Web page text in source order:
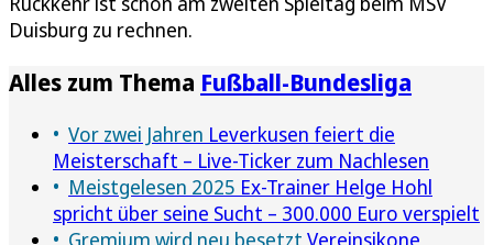
Duisburg zu rechnen.
Alles zum Thema Fußball-Bundesliga
Vor zwei Jahren Leverkusen feiert die
Meisterschaft – Live-Ticker zum Nachlesen
Meistgelesen 2025 Ex-Trainer Helge Hohl
spricht über seine Sucht – 300.000 Euro verspielt
Gremium wird neu besetzt Vereinsikone